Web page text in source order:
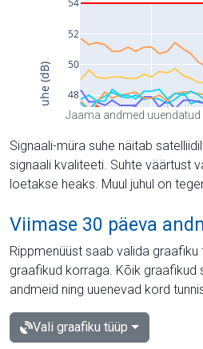
Jaama andmed
Signaali-müra suhe näitab
signaali kvaliteeti. Suhte väärtust
loetakse heaks. Muul juhul on
Viimase 30 päeva
Rippmenüüst saab valida
graafikud korraga. Kõik graafikud
andmeid ning uuenevad kord
Vali graafiku tüüp